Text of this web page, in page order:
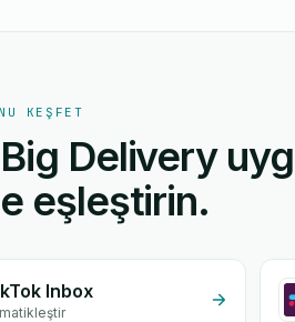
KEŞFET
Delivery
eşleştirin.
Inbox